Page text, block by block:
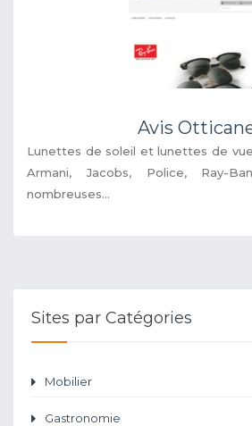
Avis
Lunettes de soleil et lunettes de vue
Armani, Jacobs, Police, Ray-
nombreuses...
Sites par Catégories
Mobilier
Gastronomie